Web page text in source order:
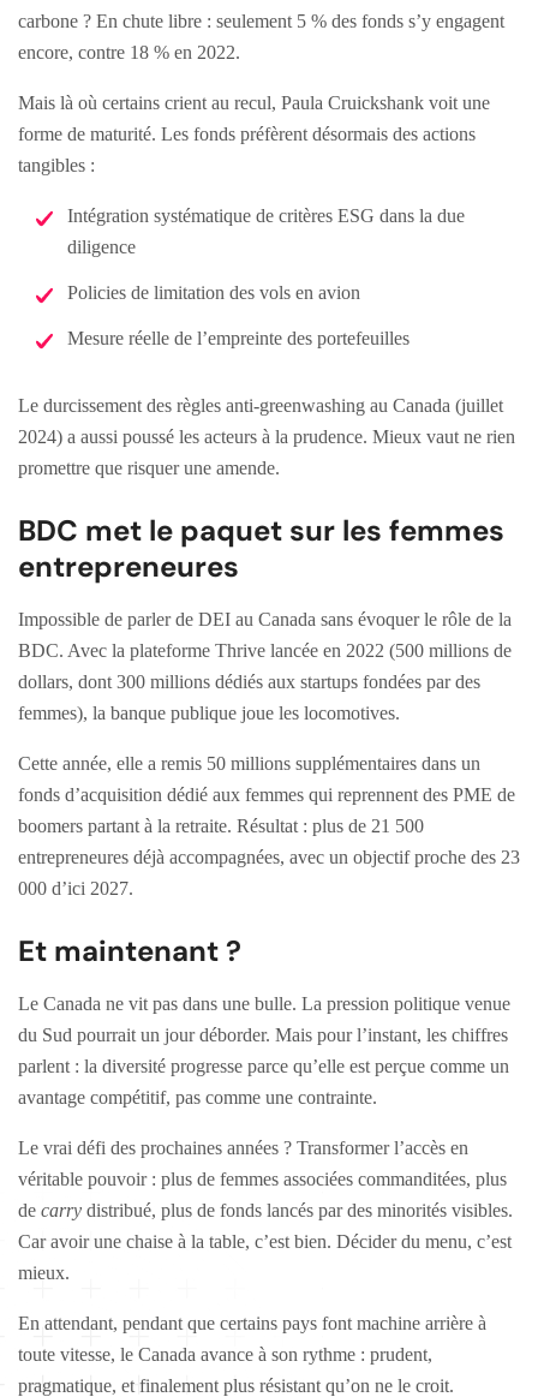
carbone ? En chute libre : seulement 5 % des fonds s’y engagent
encore, contre 18 % en 2022.
Mais là où certains crient au recul, Paula Cruickshank voit une
forme de maturité. Les fonds préfèrent désormais des actions
tangibles :
Intégration systématique de critères ESG dans la due
diligence
Policies de limitation des vols en avion
Mesure réelle de l’empreinte des portefeuilles
Le durcissement des règles anti-greenwashing au Canada (juillet
2024) a aussi poussé les acteurs à la prudence. Mieux vaut ne rien
promettre que risquer une amende.
BDC met le paquet sur les femmes
entrepreneures
Impossible de parler de DEI au Canada sans évoquer le rôle de la
BDC. Avec la plateforme Thrive lancée en 2022 (500 millions de
dollars, dont 300 millions dédiés aux startups fondées par des
femmes), la banque publique joue les locomotives.
Cette année, elle a remis 50 millions supplémentaires dans un
fonds d’acquisition dédié aux femmes qui reprennent des PME de
boomers partant à la retraite. Résultat : plus de 21 500
entrepreneures déjà accompagnées, avec un objectif proche des 23
000 d’ici 2027.
Et maintenant ?
Le Canada ne vit pas dans une bulle. La pression politique venue
du Sud pourrait un jour déborder. Mais pour l’instant, les chiffres
parlent : la diversité progresse parce qu’elle est perçue comme un
avantage compétitif, pas comme une contrainte.
Le vrai défi des prochaines années ? Transformer l’accès en
véritable pouvoir : plus de femmes associées commanditées, plus
de carry distribué, plus de fonds lancés par des minorités visibles.
Car avoir une chaise à la table, c’est bien. Décider du menu, c’est
mieux.
En attendant, pendant que certains pays font machine arrière à
toute vitesse, le Canada avance à son rythme : prudent,
pragmatique, et finalement plus résistant qu’on ne le croit.